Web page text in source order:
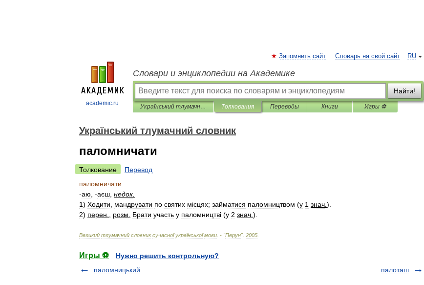
academic.ru
RU
Запомнить сайт Словарь на свой сайт
Словари и энциклопедии на Академике
Найти!
Український тлумачний словник Толкования Переводы Книги Игры ⚽
Український тлумачний словник
паломничати
Толкование
Перевод
паломничати
-аю , -аєш недок
1) Ходити мандрувати по святих місцях; займатися паломництвом (у 1 знач )
2) перен розм Брати участь у паломництві (у 2 знач ).
Великий тлумачний словник сучасної української мови . - "Перун". 2005
Игры ⚽
Нужно решить контрольную?
паломницький
палоташ